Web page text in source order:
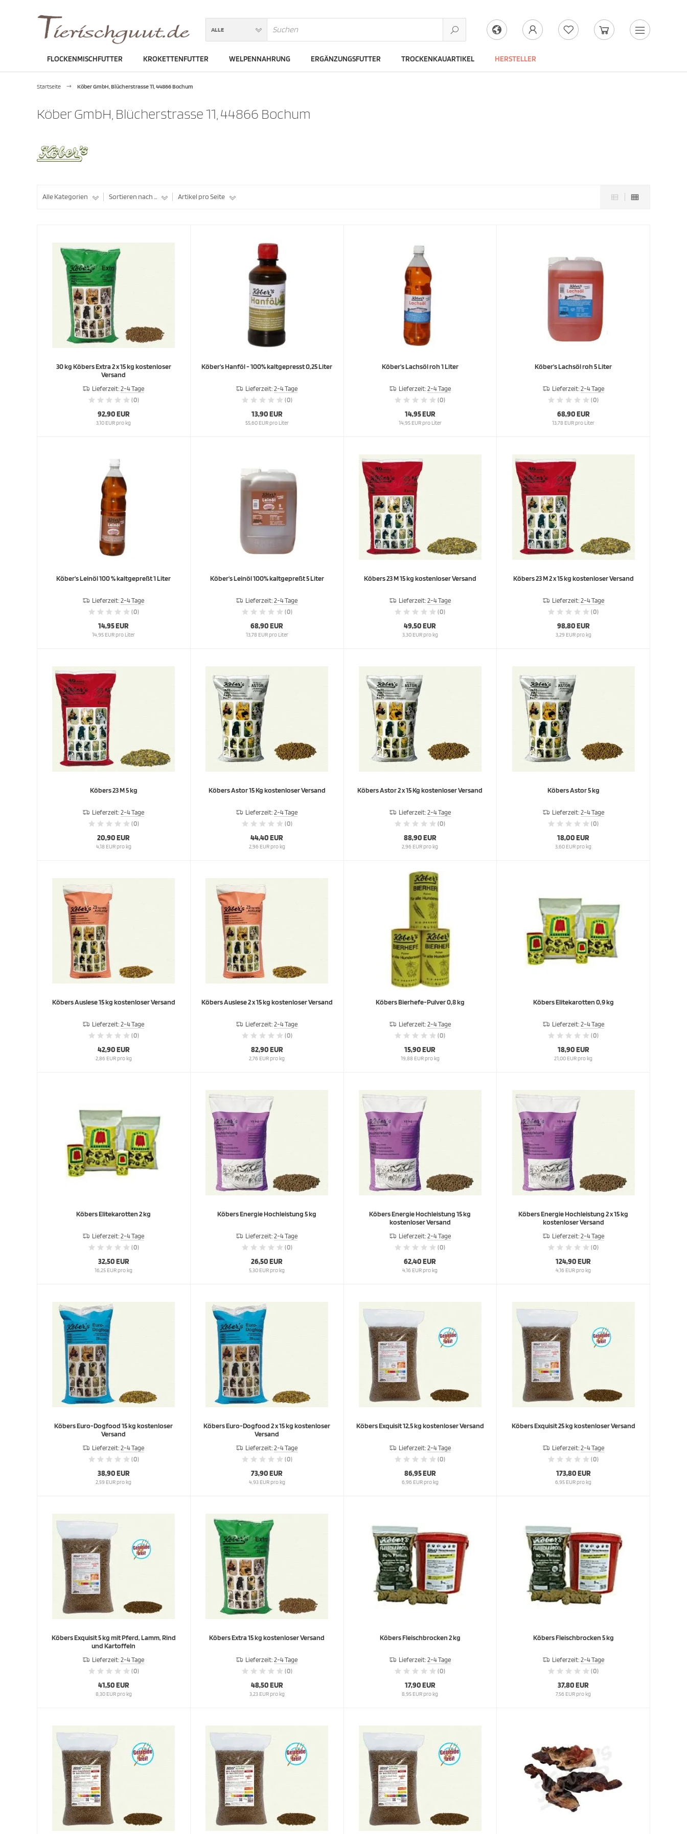
ALLE
FLOCKENMISCHFUTTER KROKETTENFUTTER WELPENNAHRUNG ERGÄNZUNGSFUTTER TROCKENKAUARTIKEL HERSTELLER
Startseite Köber GmbH, Blücherstrasse 11, 44866 Bochum
Köber GmbH, Blücherstrasse 11, 44866 Bochum
Alle Kategorien Sortieren nach ... Artikel pro Seite
30 kg Köbers Extra 2 x 15 kg kostenloser
Versand
Lieferzeit:2-4 Tage
(0)
92,90 EUR
3,10 EUR pro kg
Köber's Hanföl - 100% kaltgepresst 0,25 Liter
Lieferzeit:2-4 Tage
(0)
13,90 EUR
55,60 EUR pro Liter
Köber's Lachsöl roh 1 Liter
Lieferzeit: 2-4 Tage
(0)
14,95 EUR
14,95 EUR pro Liter
Köber's Lachsöl roh 5 Liter
Lieferzeit: 2-4 Tage
(0)
68,90 EUR
13,78 EUR pro Liter
Köber's Leinöl 100 % kaltgepreßt 1 Liter
Lieferzeit:2-4 Tage
(0)
14,95 EUR
14,95 EUR pro Liter
Köber's Leinöl 100% kaltgepreßt 5 Liter
Lieferzeit:2-4 Tage
(0)
68,90 EUR
13,78 EUR pro Liter
Köbers 23 M 15 kg kostenloser Versand
Lieferzeit: 2-4 Tage
(0)
49,50 EUR
3,30 EUR pro kg
Köbers 23 M 2 x 15 kg kostenloser Versand
Lieferzeit: 2-4 Tage
(0)
98,80 EUR
3,29 EUR pro kg
Köbers 23 M 5 kg
Lieferzeit:2-4 Tage
(0)
20,90 EUR
4,18 EUR pro kg
Köbers Astor 15 Kg kostenloser Versand
Lieferzeit:2-4 Tage
(0)
44,40 EUR
2,96 EUR pro kg
Köbers Astor 2 x 15 Kg kostenloser Versand
Lieferzeit: 2-4 Tage
(0)
88,90 EUR
2,96 EUR pro kg
Köbers Astor 5 kg
Lieferzeit: 2-4 Tage
(0)
18,00 EUR
3,60 EUR pro kg
Köbers Auslese 15 kg kostenloser Versand
Lieferzeit:2-4 Tage
(0)
42,90 EUR
2,86 EUR pro kg
Köbers Auslese 2 x 15 kg kostenloser Versand
Lieferzeit:2-4 Tage
(0)
82,90 EUR
2,76 EUR pro kg
Köbers Bierhefe-Pulver 0,8 kg
Lieferzeit: 2-4 Tage
(0)
15,90 EUR
19,88 EUR pro kg
Köbers Elitekarotten 0,9 kg
Lieferzeit: 2-4 Tage
(0)
18,90 EUR
21,00 EUR pro kg
Köbers Elitekarotten 2 kg
Lieferzeit:2-4 Tage
(0)
32,50 EUR
16,25 EUR pro kg
Köbers Energie Hochleistung 5 kg
Lieferzeit:2-4 Tage
(0)
26,50 EUR
5,30 EUR pro kg
Köbers Energie Hochleistung 15 kg
kostenloser Versand
Lieferzeit: 2-4 Tage
(0)
62,40 EUR
4,16 EUR pro kg
Köbers Energie Hochleistung 2 x 15 kg
kostenloser Versand
Lieferzeit: 2-4 Tage
(0)
124,90 EUR
4,16 EUR pro kg
Köbers Euro-Dogfood 15 kg kostenloser
Versand
Lieferzeit:2-4 Tage
(0)
38,90 EUR
2,59 EUR pro kg
Köbers Euro-Dogfood 2 x 15 kg kostenloser
Versand
Lieferzeit:2-4 Tage
(0)
73,90 EUR
4,93 EUR pro kg
Köbers Exquisit 12,5 kg kostenloser Versand
Lieferzeit: 2-4 Tage
(0)
86,95 EUR
6,96 EUR pro kg
Köbers Exquisit 25 kg kostenloser Versand
Lieferzeit: 2-4 Tage
(0)
173,80 EUR
6,95 EUR pro kg
Köbers Exquisit 5 kg mit Pferd, Lamm, Rind
und Kartoffeln
Lieferzeit:2-4 Tage
(0)
41,50 EUR
8,30 EUR pro kg
Köbers Extra 15 kg kostenloser Versand
Lieferzeit:2-4 Tage
(0)
48,50 EUR
3,23 EUR pro kg
Köbers Fleischbrocken 2 kg
Lieferzeit: 2-4 Tage
(0)
17,90 EUR
8,95 EUR pro kg
Köbers Fleischbrocken 5 kg
Lieferzeit: 2-4 Tage
(0)
37,80 EUR
7,56 EUR pro kg